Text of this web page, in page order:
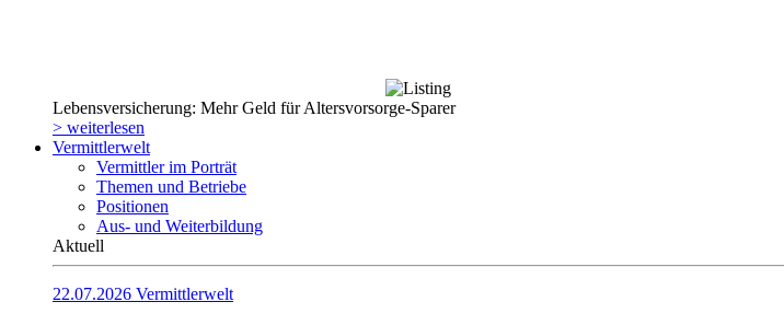
Lebensversicherung: Mehr Geld für Altersvorsorge-Sparer
> weiterlesen
Vermittlerwelt
Vermittler im Porträt
Themen und Betriebe
Positionen
Aus- und Weiterbildung
Aktuell
22.07.2026 Vermittlerwelt